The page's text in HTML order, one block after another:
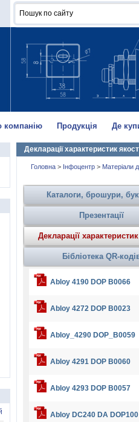
компанію Продукція Де
Декларації характеристик
Головна > Інфоцентр > Матеріали
Каталоги, брошури,
Презентації
Декларації
Бібліотека QR-
Abloy 4190 DOP B0066
Abloy 4272 DOP B0023
Abloy_4290 DOP_B0059
Abloy 4291 DOP B0060
Abloy 4293 DOP B0057
Abloy DC240 DA DOP100